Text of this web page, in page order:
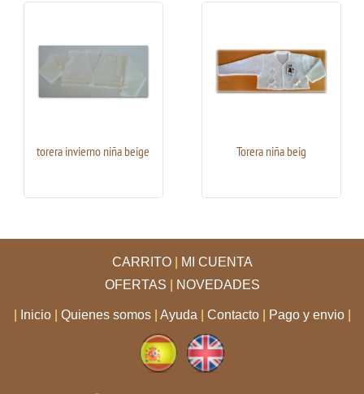
torera invierno niña beige Torera niña beig
CARRITO|
MI CUENTA
OFERTAS
NOVEDADES
Inicio Quienes somos Ayuda Contacto Pago y envio